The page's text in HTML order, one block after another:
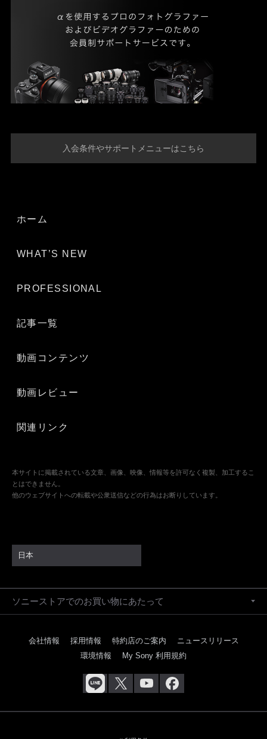
入会条件やサポートメニューはこちら
ホーム
WHAT’S NEW
PROFESSIONAL
記事一覧
動画コンテンツ
動画レビュー
関連リンク
本サイトに掲載されている文章、画像、映像、情報等を許可なく複製、加工するこ
とはできません。
他のウェブサイトへの転載や公衆送信などの行為はお断りしています。
日本
ソニーストアでのお買い物にあたって
会社情報 採用情報 特約店のご案内
ニュースリリース
環境情報
My Sony 利用規約